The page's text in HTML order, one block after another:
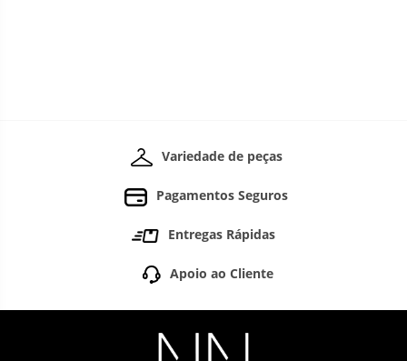
Variedade de peças
Pagamentos Seguros
Entregas Rápidas
Apoio ao Cliente